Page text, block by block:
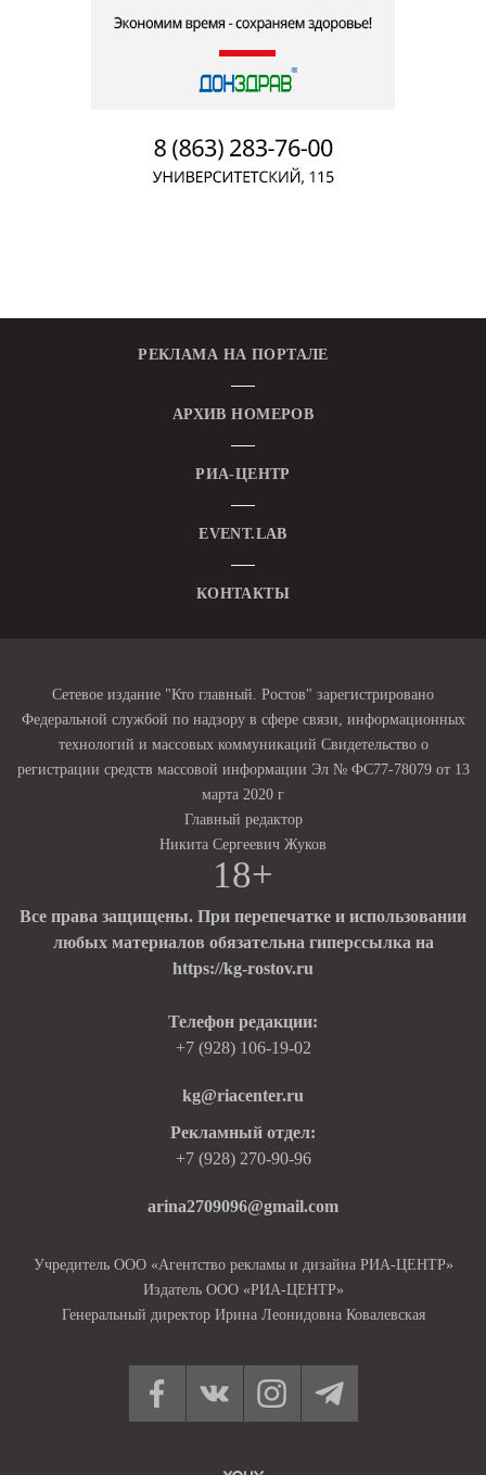
РЕКЛАМА НА ПОРТАЛЕ
АРХИВ НОМЕРОВ
РИА-ЦЕНТР
EVENT.LAB
КОНТАКТЫ
Сетевое издание "Кто главный. Ростов" зарегистрировано
Федеральной службой по надзору в сфере связи, информационных
технологий и массовых коммуникаций Свидетельство о
регистрации средств массовой информации Эл № ФС77-78079 от 13
марта 2020 г
Главный редактор
Никита Сергеевич Жуков
18+
Все права защищены. При перепечатке и использовании
любых материалов обязательна гиперссылка на
https://kg-rostov.ru
Телефон редакции:
+7 (928) 106-19-02
kg@riacenter.ru
Рекламный отдел:
+7 (928) 270-90-96
arina2709096@gmail.com
Учредитель ООО «Агентство рекламы и дизайна РИА-ЦЕНТР»
Издатель ООО «РИА-ЦЕНТР»
Генеральный директор Ирина Леонидовна Ковалевская